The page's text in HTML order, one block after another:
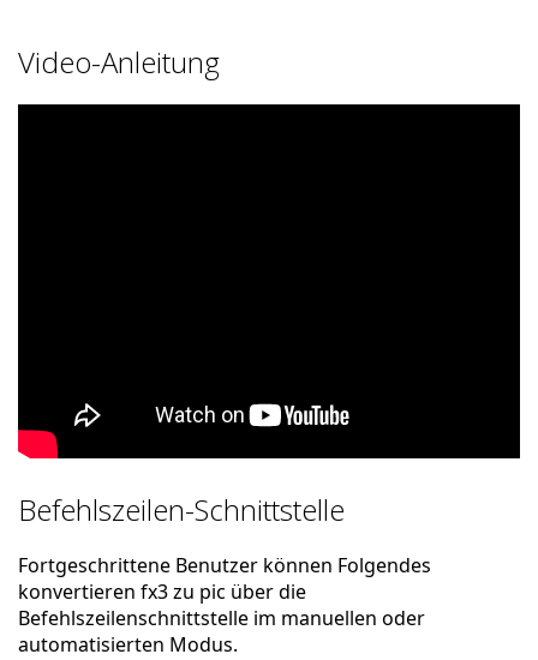
Video-Anleitung
Befehlszeilen-Schnittstelle
Fortgeschrittene Benutzer können Folgendes
konvertieren fx3 zu pic über die
Befehlszeilenschnittstelle im manuellen oder
automatisierten Modus.